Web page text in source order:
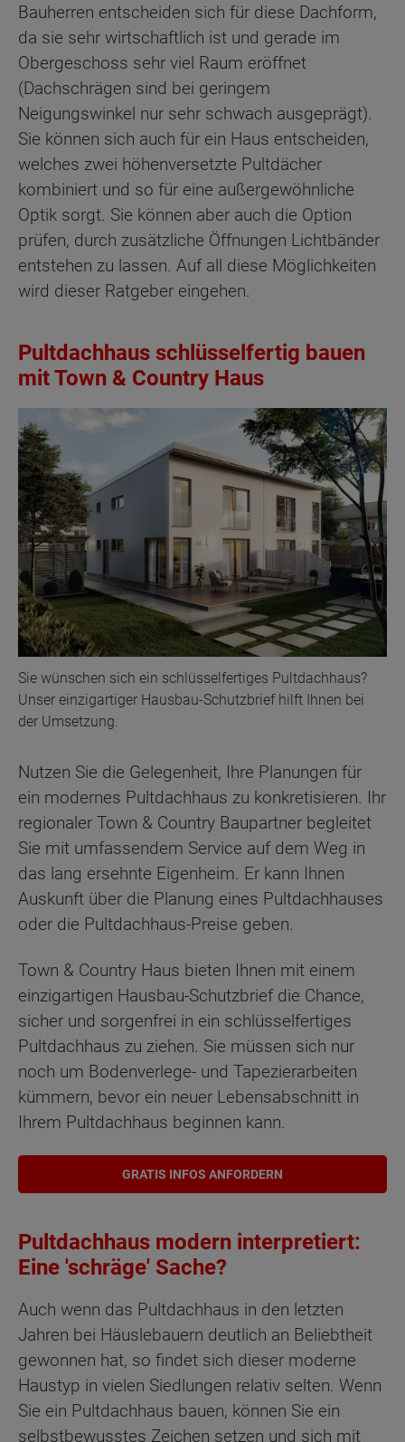
Bauherren entscheiden sich für diese Dachform,
da sie sehr wirtschaftlich ist und gerade im
Obergeschoss sehr viel Raum eröffnet
(Dachschrägen sind bei geringem
Neigungswinkel nur sehr schwach ausgeprägt).
Sie können sich auch für ein Haus entscheiden,
welches zwei höhenversetzte Pultdächer
kombiniert und so für eine außergewöhnliche
Optik sorgt. Sie können aber auch die Option
prüfen, durch zusätzliche Öffnungen Lichtbänder
entstehen zu lassen. Auf all diese Möglichkeiten
wird dieser Ratgeber eingehen.
Pultdachhaus schlüsselfertig bauen
mit Town & Country Haus
Sie wünschen sich ein schlüsselfertiges Pultdachhaus?
Unser einzigartiger Hausbau-Schutzbrief hilft Ihnen bei
der Umsetzung.
Nutzen Sie die Gelegenheit, Ihre Planungen für
ein modernes Pultdachhaus zu konkretisieren. Ihr
regionaler Town & Country Baupartner begleitet
Sie mit umfassendem Service auf dem Weg in
das lang ersehnte Eigenheim. Er kann Ihnen
Auskunft über die Planung eines Pultdachhauses
oder die Pultdachhaus-Preise geben.
Town & Country Haus bieten Ihnen mit einem
einzigartigen Hausbau-Schutzbrief die Chance,
sicher und sorgenfrei in ein schlüsselfertiges
Pultdachhaus zu ziehen. Sie müssen sich nur
noch um Bodenverlege- und Tapezierarbeiten
kümmern, bevor ein neuer Lebensabschnitt in
Ihrem Pultdachhaus beginnen kann.
GRATIS INFOS ANFORDERN
Pultdachhaus modern interpretiert:
Eine 'schräge' Sache?
Auch wenn das Pultdachhaus in den letzten
Jahren bei Häuslebauern deutlich an Beliebtheit
gewonnen hat, so findet sich dieser moderne
Haustyp in vielen Siedlungen relativ selten. Wenn
Sie ein Pultdachhaus bauen, können Sie ein
selbstbewusstes Zeichen setzen und sich mit